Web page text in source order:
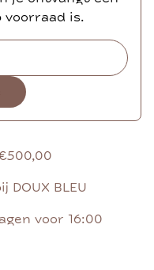
is.
BLEU
voor 16:00